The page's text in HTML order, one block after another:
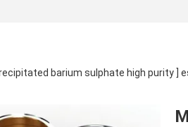
barium sulphate high purity ]